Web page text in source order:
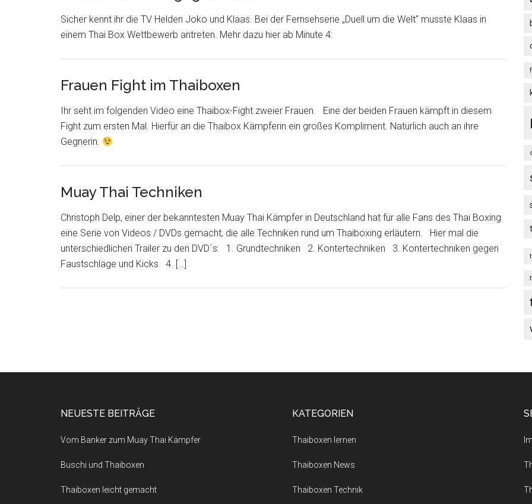
Sicher kennt ihr die TV Helden Joko und Klaas. Bei der Fernsehserie „Duell um die Welt“ musste Klaas in
einem Thai Box Wettbewerb antreten. Mehr dazu hier ab Minute 4:
Frauen Fight im Thaiboxen
Ihr seht im folgenden Video eine Thaibox-Fight zweier Frauen. Eine der beiden Frauen kämpft in diesem
Fight zum ersten Mal. Hierfür an die Thaibox Kämpferin ein großes Kompliment. Natürlich auch an ihre
Gegnerin.
Muay Thai Techniken
Christoph Delp, einer der bekanntesten Muay Thai Kämpfer in Deutschland hat für alle Fans des Thai Boxing
eine Serie von Videos / DVDs gemacht, die alle Techniken rund um Thaiboxing erläutern. Hier mal die
unterschiedlichen Trailer zu den DVD´s: 1. Grundtechniken 2. Kontertechniken 3. Kontertechniken gegen
Faustschläge und Kicks 4. […]
NEUESTE BEITRÄGE
Vom Banker zum Muay Thai Kämpfer
Buschi und Thaiboxen
Thaiboxen leicht gemacht
KATEGORIEN
Thaiboxen lernen
Thaiboxen News
Thaiboxen Technik